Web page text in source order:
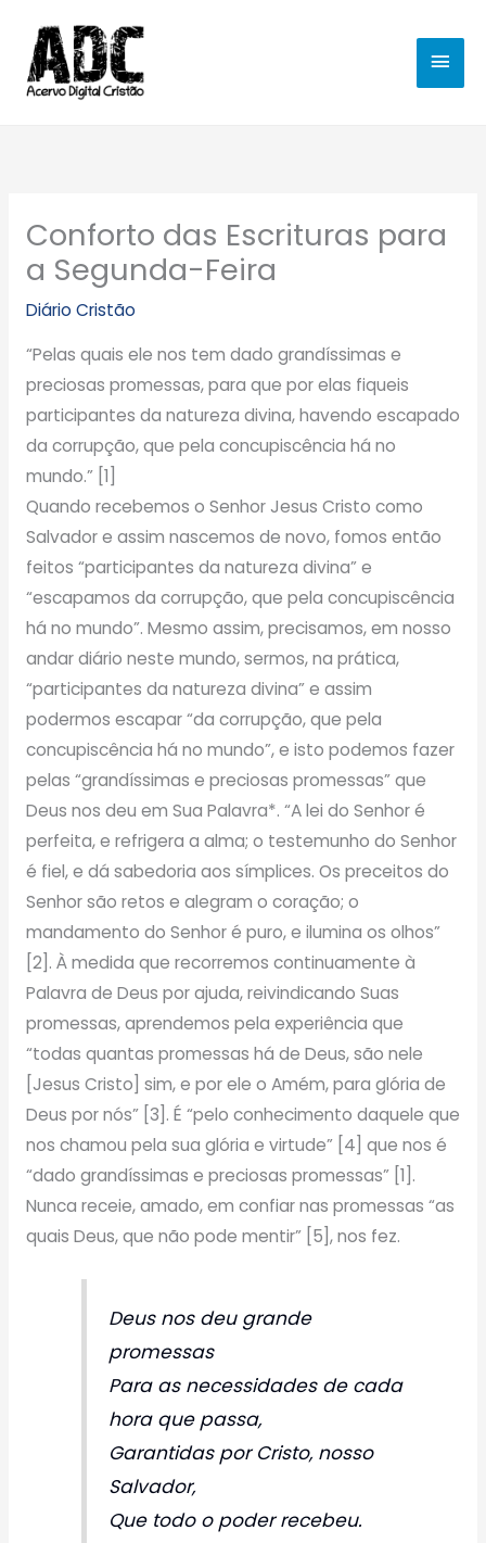
para
conteúdo
Conforto das Escrituras para
a Segunda-Feira
Diário Cristão
“Pelas quais ele nos tem dado grandíssimas e
preciosas promessas, para que por elas fiqueis
participantes da natureza divina, havendo escapado
da corrupção, que pela concupiscência há no
mundo.” [1]
Quando recebemos o Senhor Jesus Cristo como
Salvador e assim nascemos de novo, fomos então
feitos “participantes da natureza divina” e
“escapamos da corrupção, que pela concupiscência
há no mundo”. Mesmo assim, precisamos, em nosso
andar diário neste mundo, sermos, na prática,
“participantes da natureza divina” e assim
podermos escapar “da corrupção, que pela
concupiscência há no mundo”, e isto podemos fazer
pelas “grandíssimas e preciosas promessas” que
Deus nos deu em Sua Palavra*. “A lei do Senhor é
perfeita, e refrigera a alma; o testemunho do Senhor
é fiel, e dá sabedoria aos símplices. Os preceitos do
Senhor são retos e alegram o coração; o
mandamento do Senhor é puro, e ilumina os olhos”
[2]. À medida que recorremos continuamente à
Palavra de Deus por ajuda, reivindicando Suas
promessas, aprendemos pela experiência que
“todas quantas promessas há de Deus, são nele
[Jesus Cristo] sim, e por ele o Amém, para glória de
Deus por nós” [3]. É “pelo conhecimento daquele que
nos chamou pela sua glória e virtude” [4] que nos é
“dado grandíssimas e preciosas promessas” [1].
Nunca receie, amado, em confiar nas promessas “as
quais Deus, que não pode mentir” [5], nos fez.
Deus nos deu grande
promessas
Para as necessidades de cada
hora que passa,
Garantidas por Cristo, nosso
Salvador,
Que todo o poder recebeu.